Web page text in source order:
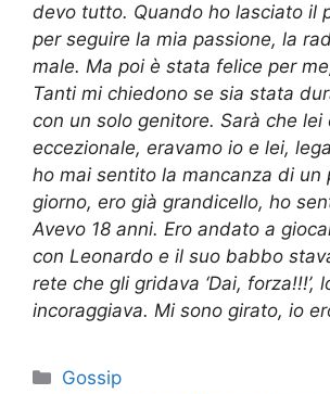
devo tutto. Quando ho lasciato il
per seguire la mia passione, la
male. Ma poi è stata felice per
Tanti mi chiedono se sia stata
con un solo genitore. Sarà che lei
eccezionale, eravamo io e lei,
ho mai sentito la mancanza di un
giorno, ero già grandicello, ho
Avevo 18 anni. Ero andato a
con Leonardo e il suo babbo
rete che gli gridava ‘Dai, forza!!!’,
incoraggiava. Mi sono girato, io
Categorie
Gossip